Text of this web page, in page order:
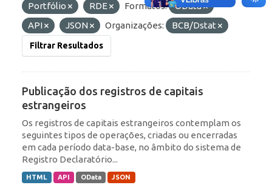
Portfólio
RDE Formatos:
OData
API
JSON Organizações: BCB/Dstat
Filtrar Resultados
Publicação dos registros de capitais
estrangeiros
Os registros de capitais estrangeiros contemplam os
seguintes tipos de operações, criadas ou encerradas
em cada período data-base, no âmbito do sistema de
Registro Declaratório...
HTML API OData JSON